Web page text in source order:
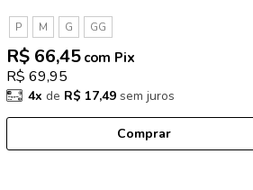
P M G GG
R$ 69,95
R$ 66,45 com Pix
4x de R$ 17,49sem juros
Comprar